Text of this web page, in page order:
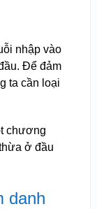
nhập vào
Để đảm
ta cần loại
chương
ở đầu
danh